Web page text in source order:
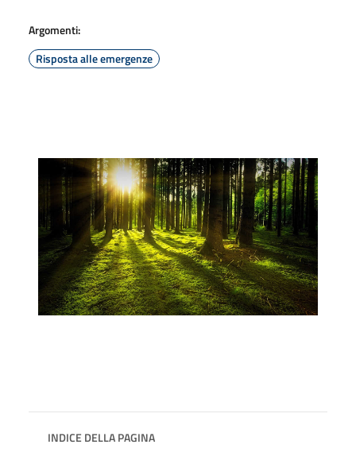
Argomenti:
Risposta alle emergenze
INDICE DELLA PAGINA